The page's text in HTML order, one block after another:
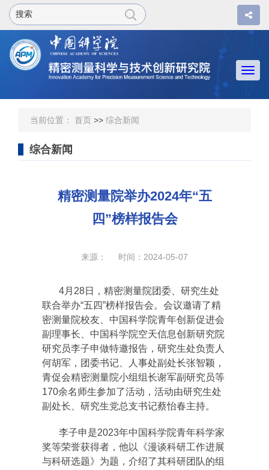
当前位置： 首页 >> 综合新闻
综合新闻
精密测量院举办2024年“五
四”榜样报告会
来源： 时间：2024-05-07
4月28日，精密测量院团委、研究生处
联合举办“五四”榜样报告会。会议邀请了精
密测量院校友、中国科学院青年创新促进会
副理事长、中国科学院空天信息创新研究院
研究员李子申做特邀报告，研究生处负责人
何胡军，团委书记、人事处副处长张智颖，
青促会精密测量院小组组长谢军副研究员等
170余名师生参加了活动，活动由研究生处
副处长、研究生党总支书记蔡怡春主持。
李子申是2023年中国科学院青年科学家
奖等荣誉获得者，他以《漫谈科研工作进展
与科研选题》为题，介绍了其科研团队的组